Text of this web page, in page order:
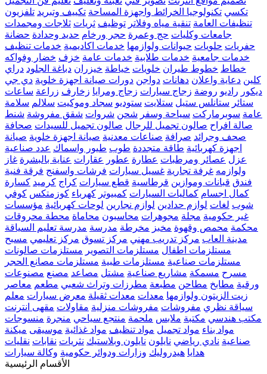
تكسي تكنولوجيا الخرائط واجهزة المساحة تكييف وتبريد تلفزيون
تنظيفات العامة تنقية مياه وفلاتر توظيف ثريات ثلاجات ومجمدات
جامعات وكليات حج وعمرة حجر ورخام حديد وحدادة حضانة
حفريات حلويات حيوانات ولوازمها خدمات اكاديمية خدمات تنظيف
خدمات جامعية خدمات طلابية خدمات عامة خزف خضار وفواكه
خطاط خطوط طيران خلويات خياطة خيزران دباغة الجلود دراي
كلين دعاية واعلان دهانات دواجن دورات صيانة اجهزة خلوية دي جي
ديكور راديو روضة زجاج سيارات زجاج ومرايا زخارف زراعة ساعات
ستائر ستانلس ستيل ستلايت ستوديو سجاد وموكيت سلالم سلامة
عامة سوبرماركت سياحة وسفر شحن شروات شقق مفروشة شنط
صالة افراح صالون تجميل للرجال صالون تجميل للسيدات صحافة
صحف وجرائد صرافة صناعات معدنية صيانة اجهزة خلوية صيانة
اجهزة كهربائية طاقة متجددة طوب طيور واسماك عدد صناعية
عزل عصائر ومرطبات عطارة عطور عقارات عناية بالبشرة غاز
ولوازمه غرفة تجارية غسيل سيارات فرشات واسفنج فرقة فنية
فندق قبانات وموازين قرطاسية قطع سيارات كراج كرميد كسارة
كمال اجسام كماليات السيارات كمبيوتر كهرباء كوزمتكس كوفي
شوب لغات لوازم حدادين لوازم نجارين لوحات كهربائية مؤسسات
غير حكومية مجلة مجوهرات محاسبون محاماة محطة محروقات
محكمة محمص وقهوة مخبز مخرطة مدرسة مدرسة تعليم السياقة
مدينة العاب مركز تدريب مهني مركز تسوق مركز تعليمي مسبح
مستلزمات اطفال مستلزمات التصوير مستلزمات صالونات
مستلزمات صناعية مستلزمات طبية مستلزمات مصانع الحجر
مسرح مسمكة مشاريع صناعية مشتل مصاعد مصنع مصنوعات
ورقية مطابخ مطاحن مطبعة مطرزات وتراث شعبي مطعم معاصر
زيت الزيتون ولوازمها معدات معدات ثقيلة معرض سيارات معلم
سياقة نظري مفروشات مفروشات منزلية مقاولات مقهى انترنت
مكتب هندسي مكتبة ملابس ملحمة منتجع سياحي منجرة منسوجات
مواد بناء مواد تجميل مواد تنظيف مواد غذائية موسيقى ميكنة
صناعية نادي رياضي نايلون نايلون وبلاستيك نثريات نقابات نقليات
هدايا هيدروليك وزارات ودوائر حكومية وكالة سيارات
الأقسام الرئيسية